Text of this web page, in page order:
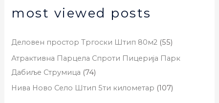
most viewed posts
Деловен простор Тргоски Штип 80м2 (55)
Атрактивна Парцела Спроти Пицерија Парк
Дабиље Струмица (74)
Нива Ново Село Штип 5ти километар (107)